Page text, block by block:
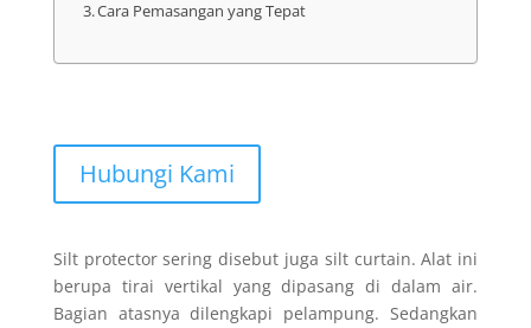
Cara Pemasangan yang Tepat
Hubungi Kami
Silt protector sering disebut juga silt curtain. Alat ini
berupa tirai vertikal yang dipasang di dalam air.
Bagian atasnya dilengkapi pelampung. Sedangkan